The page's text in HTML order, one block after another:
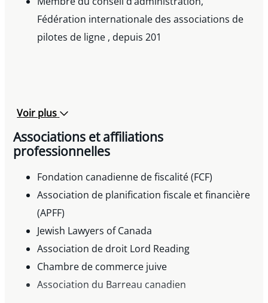
pilotes de ligne , depuis 2017
Membre du comité de retraite des employés,
Fédération internationale des associations de
pilotes de ligne , depuis 201
Voir plus
Associations et affiliations
professionnelles
Fondation canadienne de fiscalité (FCF)
Association de planification fiscale et financière
(APFF)
Jewish Lawyers of Canada
Association de droit Lord Reading
Chambre de commerce juive
Association du Barreau canadien